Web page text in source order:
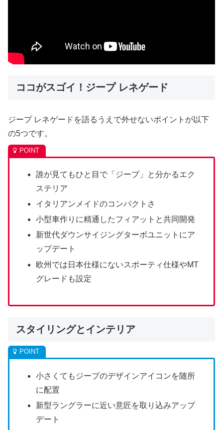
ココがスゴイ！ジープ レネゲード
ジープ レネゲードを語るうえで外せないポイントが以下
の5つです。
誰が見てもひと目で「ジープ」と分かるエク
ステリア
イタリアンメイドのコンパクトさ
小型車作りに精通したフィアットと共同開発
新世代ダウンサイジングターボユニットにア
ップデート
欧州では日本仕様にないスポーティ仕様やMT
グレードも設定
スタイリングとインテリア
小さくてもジープのデザインアイコンを随所
に配置
新型ラングラーに近い意匠を取り込みアップ
デート